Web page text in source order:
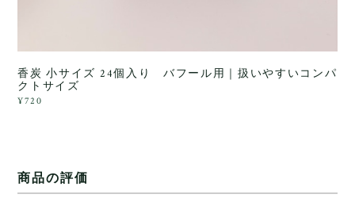
香炭 小サイズ 24個入り バフール用｜扱いやすいコンパ
クトサイズ
¥720
商品の評価